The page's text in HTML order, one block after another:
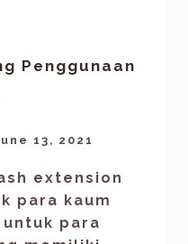
Penggunaan
13, 2021
extension
para kaum
para